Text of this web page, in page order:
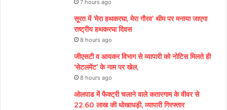
7 hours ago
सूरत में ‘मेरा हथकरघा, मेरा गौरव’ थीम पर मनाया जाएगा
राष्ट्रीय हथकरघा दिवस
8 hours ago
जीएसटी व आयकर विभाग से व्यापारी को नोटिस मिलते ही
‘सेटलमेंट’ के नाम पर खेल,
8 hours ago
ओलपाड में फैक्ट्री चलाने वाले कतारगाम के वीवर से
22.60 लाख की धोखाधड़ी, व्यापारी गिरफ्तार